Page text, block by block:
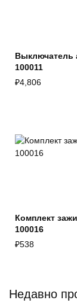
Выключатель
100011
₽4,806
Комплект
100016
₽538
Недавно